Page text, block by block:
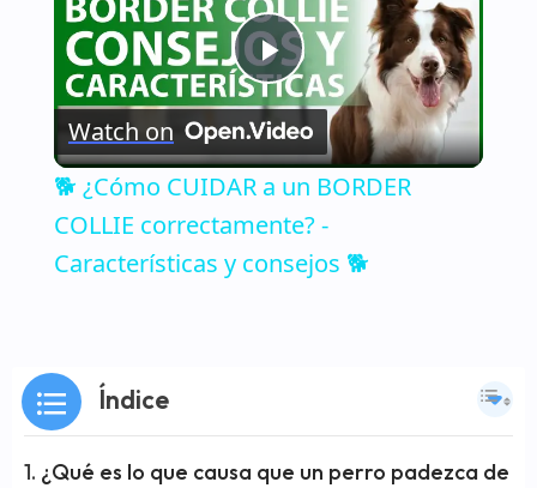
Play
Video
Watch on
🐕 ¿Cómo CUIDAR a un BORDER
COLLIE correctamente? -
Características y consejos 🐕
Índice
¿Qué es lo que causa que un perro padezca de